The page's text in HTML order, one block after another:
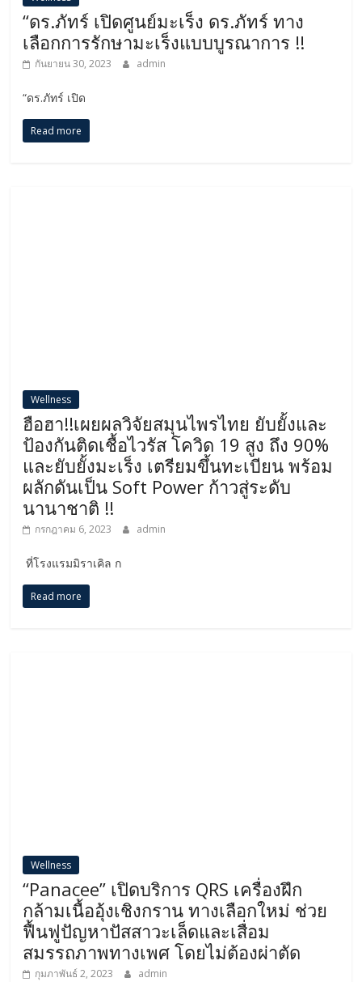
“ดร.ภัทร์ เปิดศูนย์มะเร็ง ดร.ภัทร์ ทาง
เลือกการรักษามะเร็งแบบบูรณาการ !!
กันยายน 30, 2023 admin
“ดร.ภัทร์ เปิด
Read more
Wellness
ฮือฮา!!เผยผลวิจัยสมุนไพรไทย ยับยั้งและ
ป้องกันติดเชื้อไวรัส โควิด 19 สูง ถึง 90%
และยับยั้งมะเร็ง เตรียมขึ้นทะเบียน พร้อม
ผลักดันเป็น Soft Power ก้าวสู่ระดับ
นานาชาติ !!
กรกฎาคม 6, 2023 admin
ที่โรงแรมมิราเคิล ก
Read more
Wellness
“Panacee” เปิดบริการ QRS เครื่องฝึก
กล้ามเนื้ออุ้งเชิงกราน ทางเลือกใหม่ ช่วย
ฟื้นฟูปัญหาปัสสาวะเล็ดและเสื่อม
สมรรถภาพทางเพศ โดยไม่ต้องผ่าตัด
กุมภาพันธ์ 2, 2023 admin